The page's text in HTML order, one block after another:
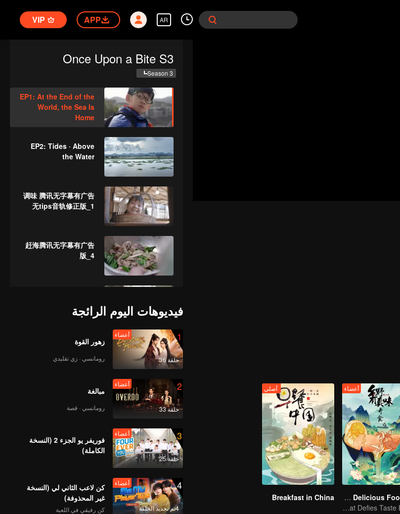
AR
APP
VIP
Once Upon a Bite S3
Season 3
EP1: At the End of the
World, the Sea Is
Home
EP2: Tides · Above
the Water
调味 腾讯无字幕有广告
无tips音轨修正版_1
赶海腾讯无字幕有广告
版_4
_5
花样腾讯无字幕有广告
版_6
厚味腾讯无字幕有广告
版_7
赓续腾讯无字幕有广告
版_8
أعضاء
Country Roads Delicious Foods 3
Mind-Blowing "Dark Cuisine" That Defies Taste Buds
أصلي
Breakfast in China
فيديوهات اليوم الرائجة
1
حلقة 36
أعضاء
زهور القوة
رومانسي · زي تقليدي
2
حلقة 33
أعضاء
مبالغة
رومانسي · قصة
3
حلقة 25
أعضاء
فوريفر يو الجزء 2 (النسخة
الكاملة)
4
4تم تجديد الحلقة
أعضاء
كن لاعب الثاني لي (النسخة
غير المحذوفة)
كن رفيقي في اللعبة